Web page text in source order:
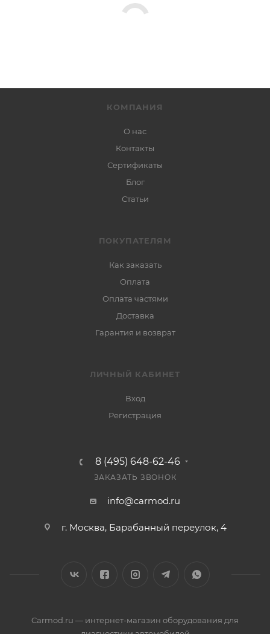
КОМПАНИЯ
О нас
Контакты
Сертификаты
Блог
Статьи
ПОКУПАТЕЛЯМ
Как заказать
Оплата
Оплата частями
Доставка
Гарантия и возврат
ЛИЧНЫЙ КАБИНЕТ
Вход
Регистрация
8 (495) 648-62-46
ЗАКАЗАТЬ ЗВОНОК
info@carmod.ru
г. Москва, Барабанный переулок, 4
Carmod.ru — интернет-магазин оборудования для